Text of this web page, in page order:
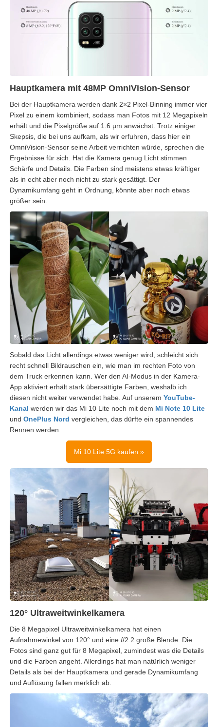
Hauptkamera mit 48MP OmniVision-Sensor
Bei der Hauptkamera werden dank 2×2 Pixel-Binning immer vier
Pixel zu einem kombiniert, sodass man Fotos mit 12 Megapixeln
erhält und die Pixelgröße auf 1.6 µm anwächst. Trotz einiger
Skepsis, die bei uns aufkam, als wir erfuhren, dass hier ein
OmniVision-Sensor seine Arbeit verrichten würde, sprechen die
Ergebnisse für sich. Hat die Kamera genug Licht stimmen
Schärfe und Details. Die Farben sind meistens etwas kräftiger
als in echt aber noch nicht zu stark gesättigt. Der
Dynamikumfang geht in Ordnung, könnte aber noch etwas
größer sein.
Sobald das Licht allerdings etwas weniger wird, schleicht sich
recht schnell Bildrauschen ein, wie man im rechten Foto von
dem Truck erkennen kann. Wer den AI-Modus in der Kamera-
App aktiviert erhält stark übersättigte Farben, weshalb ich
diesen nicht weiter verwendet habe. Auf unserem YouTube-
Kanal werden wir das Mi 10 Lite noch mit dem Mi Note 10 Lite
und OnePlus Nord vergleichen, das dürfte ein spannendes
Rennen werden.
Mi 10 Lite 5G kaufen »
120° Ultraweitwinkelkamera
Die 8 Megapixel Ultraweitwinkelkamera hat einen
Aufnahmewinkel von 120° und eine f/2.2 große Blende. Die
Fotos sind ganz gut für 8 Megapixel, zumindest was die Details
und die Farben angeht. Allerdings hat man natürlich weniger
Details als bei der Hauptkamera und gerade Dynamikumfang
und Auflösung fallen merklich ab.